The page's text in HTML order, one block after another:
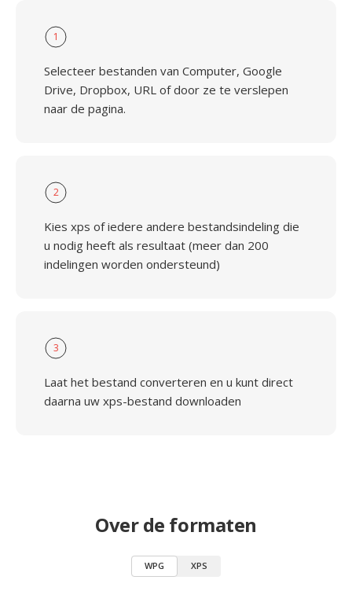
1
Selecteer bestanden van Computer, Google
Drive, Dropbox, URL of door ze te verslepen
naar de pagina.
2
Kies xps of iedere andere bestandsindeling die
u nodig heeft als resultaat (meer dan 200
indelingen worden ondersteund)
3
Laat het bestand converteren en u kunt direct
daarna uw xps-bestand downloaden
Over de formaten
WPG XPS